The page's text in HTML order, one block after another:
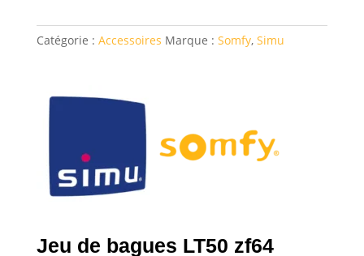
Catégorie : Accessoires Marque : Somfy, Simu
Jeu de bagues LT50 zf64